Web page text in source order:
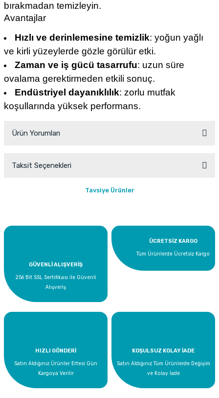
bırakmadan temizleyin.
Avantajlar
Hızlı ve derinlemesine temizlik: yoğun yağlı
ve kirli yüzeylerde gözle görülür etki.
Zaman ve iş gücü tasarrufu: uzun süre
ovalama gerektirmeden etkili sonuç.
Endüstriyel dayanıklılık: zorlu mutfak
koşullarında yüksek performans.
Ürün Yorumları
Taksit Seçenekleri
Tavsiye Ürünler
GÜVENLİ ALIŞVERİŞ
256 Bit SSL Sertifikası ile Güvenli
Alışveriş
ÜCRETSİZ KARGO
Tüm Ürünlerde Ücretsiz Kargo
HIZLI GÖNDERİ
Satın Aldığınız Ürünler Ertesi Gün
Kargoya Verilir
KOŞULSUZ KOLAY İADE
Satın Aldığınız Tüm Ürünlerde Değişim
ve Kolay İade